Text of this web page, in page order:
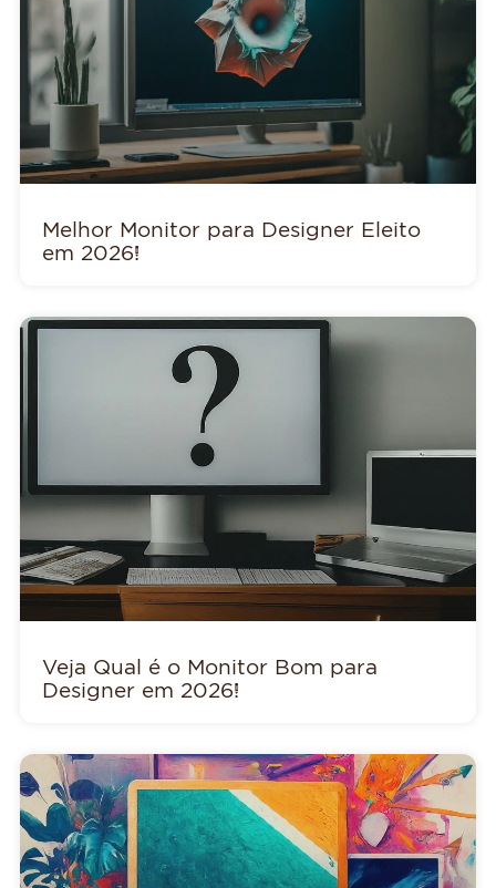
Melhor Monitor para Designer Eleito
em 2026!
Veja Qual é o Monitor Bom para
Designer em 2026!